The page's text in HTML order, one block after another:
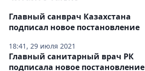
18:41, 29 июля 2021
Главный санврач Казахстана
подписал новое постановление
Главный санитарный врач РК
подписала новое постановление